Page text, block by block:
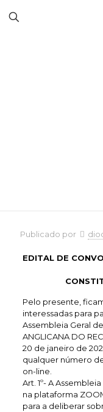
Publicado por
EDITAL DE
Pelo presente,
interessadas para
Assembleia Geral
ANGLICANA DO
20 de janeiro de
qualquer número
on-line.
Art. 1º- A
na plataforma
para a deliberar